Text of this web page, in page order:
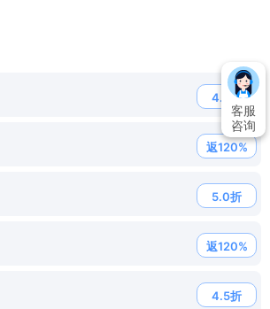
4.7折
返120%
5.0折
返120%
4.5折
客服
咨询